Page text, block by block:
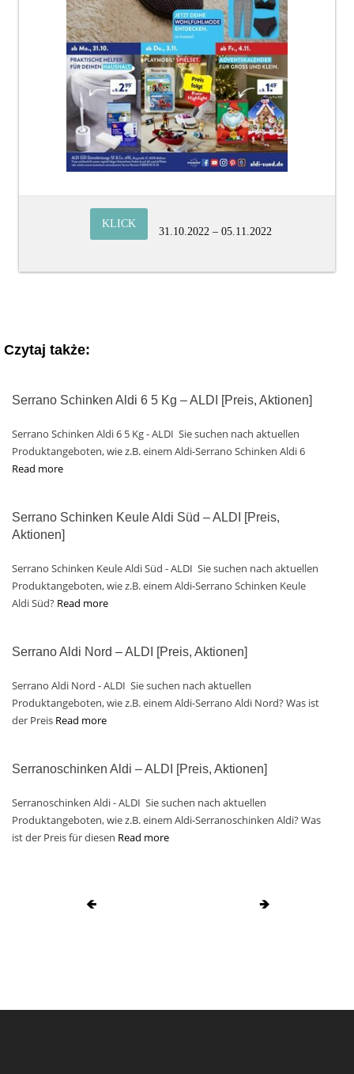
KLICK
31.10.2022 – 05.11.2022
Czytaj także:
Serrano Schinken Aldi 6 5 Kg – ALDI [Preis, Aktionen]
Serrano Schinken Aldi 6 5 Kg - ALDI Sie suchen nach aktuellen
Produktangeboten, wie z.B. einem Aldi-Serrano Schinken Aldi 6
Read more
Serrano Schinken Keule Aldi Süd – ALDI [Preis,
Aktionen]
Serrano Schinken Keule Aldi Süd - ALDI Sie suchen nach aktuellen
Produktangeboten, wie z.B. einem Aldi-Serrano Schinken Keule
Aldi Süd? Read more
Serrano Aldi Nord – ALDI [Preis, Aktionen]
Serrano Aldi Nord - ALDI Sie suchen nach aktuellen
Produktangeboten, wie z.B. einem Aldi-Serrano Aldi Nord? Was ist
der Preis Read more
Serranoschinken Aldi – ALDI [Preis, Aktionen]
Serranoschinken Aldi - ALDI Sie suchen nach aktuellen
Produktangeboten, wie z.B. einem Aldi-Serranoschinken Aldi? Was
ist der Preis für diesen Read more
🡸 🡺